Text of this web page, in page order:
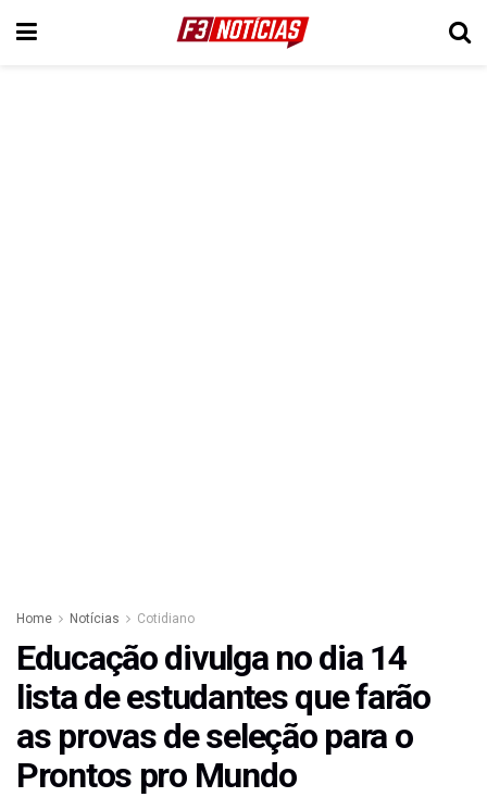
Home Notícias Cotidiano
Educação divulga no dia 14
lista de estudantes que farão
as provas de seleção para o
Prontos pro Mundo